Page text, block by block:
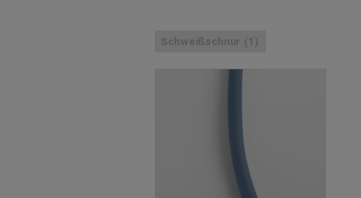
Schweißschnur (1)